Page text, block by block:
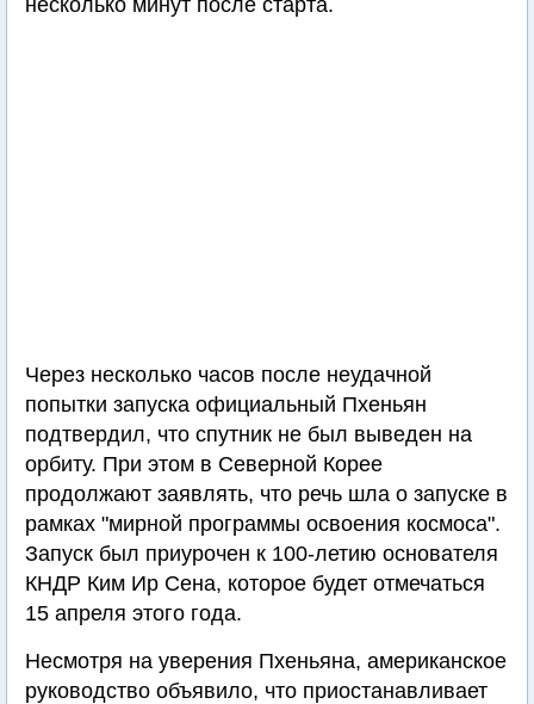
несколько минут после старта.
Через несколько часов после неудачной
попытки запуска официальный Пхеньян
подтвердил, что спутник не был выведен на
орбиту. При этом в Северной Корее
продолжают заявлять, что речь шла о запуске в
рамках "мирной программы освоения космоса".
Запуск был приурочен к 100-летию основателя
КНДР Ким Ир Сена, которое будет отмечаться
15 апреля этого года.
Несмотря на уверения Пхеньяна, американское
руководство объявило, что приостанавливает